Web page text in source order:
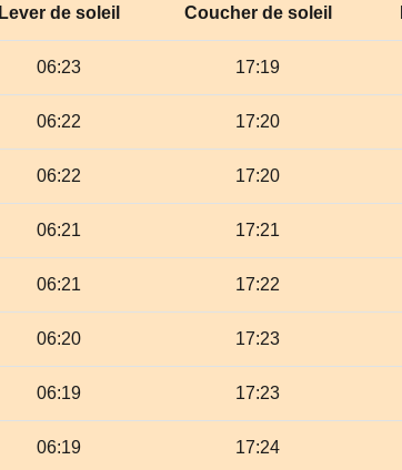
Lever de soleil Coucher de soleil
06:23 17:19
06:22 17:20
06:22 17:20
06:21 17:21
06:21 17:22
06:20 17:23
06:19 17:23
06:19 17:24